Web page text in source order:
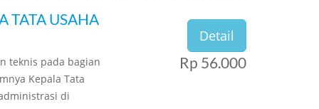
TATA USAHA
teknis pada bagian
Kepala Tata
di
Detail
Rp 56.000